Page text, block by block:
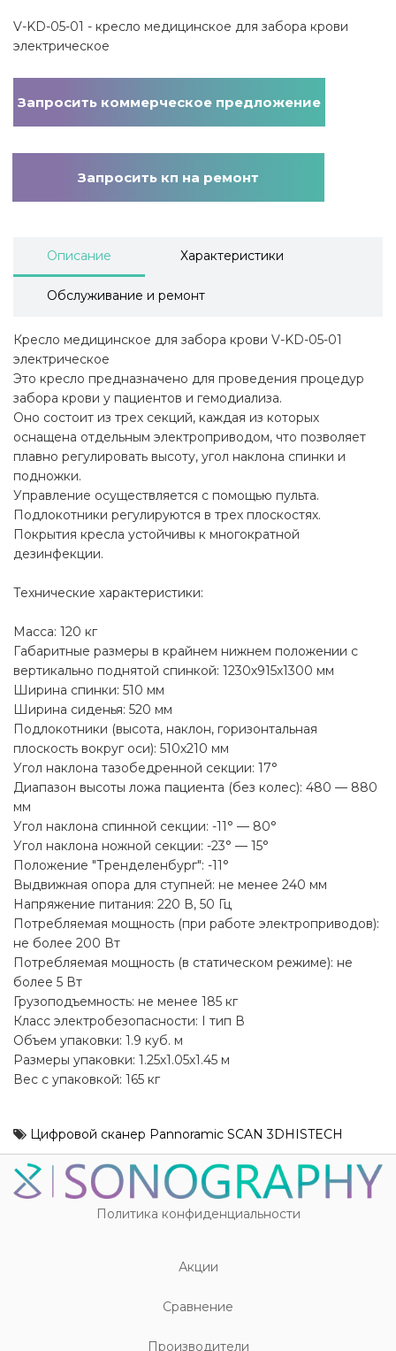
V-KD-05-01 - кресло медицинское для забора крови
электрическое
Запросить коммерческое предложение
Запросить кп на ремонт
Описание Характеристики
Обслуживание и ремонт
Кресло медицинское для забора крови V-KD-05-01
электрическое
Это кресло предназначено для проведения процедур
забора крови у пациентов и гемодиализа.
Оно состоит из трех секций, каждая из которых
оснащена отдельным электроприводом, что позволяет
плавно регулировать высоту, угол наклона спинки и
подножки.
Управление осуществляется с помощью пульта.
Подлокотники регулируются в трех плоскостях.
Покрытия кресла устойчивы к многократной
дезинфекции.
Технические характеристики:
Масса: 120 кг
Габаритные размеры в крайнем нижнем положении с
вертикально поднятой спинкой: 1230х915х1300 мм
Ширина спинки: 510 мм
Ширина сиденья: 520 мм
Подлокотники (высота, наклон, горизонтальная
плоскость вокруг оси): 510х210 мм
Угол наклона тазобедренной секции: 17°
Диапазон высоты ложа пациента (без колес): 480 — 880
мм
Угол наклона спинной секции: -11° — 80°
Угол наклона ножной секции: -23° — 15°
Положение "Тренделенбург": -11°
Выдвижная опора для ступней: не менее 240 мм
Напряжение питания: 220 В, 50 Гц
Потребляемая мощность (при работе электроприводов):
не более 200 Вт
Потребляемая мощность (в статическом режиме): не
более 5 Вт
Грузоподъемность: не менее 185 кг
Класс электробезопасности: І тип В
Объем упаковки: 1.9 куб. м
Размеры упаковки: 1.25х1.05х1.45 м
Вес с упаковкой: 165 кг
Цифровой сканер Pannoramic SCAN 3DHISTECH
Политика конфиденциальности
Акции
Cравнение
Производители